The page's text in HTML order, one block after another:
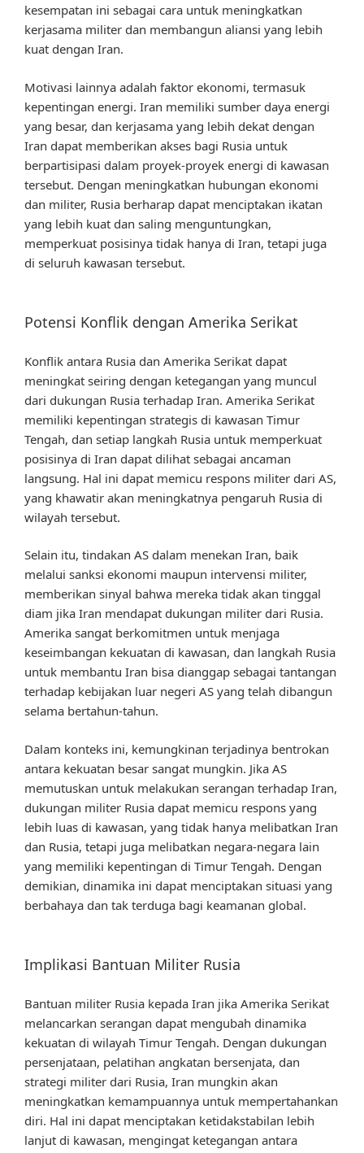
kesempatan ini sebagai cara untuk meningkatkan
kerjasama militer dan membangun aliansi yang lebih
kuat dengan Iran.
Motivasi lainnya adalah faktor ekonomi, termasuk
kepentingan energi. Iran memiliki sumber daya energi
yang besar, dan kerjasama yang lebih dekat dengan
Iran dapat memberikan akses bagi Rusia untuk
berpartisipasi dalam proyek-proyek energi di kawasan
tersebut. Dengan meningkatkan hubungan ekonomi
dan militer, Rusia berharap dapat menciptakan ikatan
yang lebih kuat dan saling menguntungkan,
memperkuat posisinya tidak hanya di Iran, tetapi juga
di seluruh kawasan tersebut.
Potensi Konflik dengan Amerika Serikat
Konflik antara Rusia dan Amerika Serikat dapat
meningkat seiring dengan ketegangan yang muncul
dari dukungan Rusia terhadap Iran. Amerika Serikat
memiliki kepentingan strategis di kawasan Timur
Tengah, dan setiap langkah Rusia untuk memperkuat
posisinya di Iran dapat dilihat sebagai ancaman
langsung. Hal ini dapat memicu respons militer dari AS,
yang khawatir akan meningkatnya pengaruh Rusia di
wilayah tersebut.
Selain itu, tindakan AS dalam menekan Iran, baik
melalui sanksi ekonomi maupun intervensi militer,
memberikan sinyal bahwa mereka tidak akan tinggal
diam jika Iran mendapat dukungan militer dari Rusia.
Amerika sangat berkomitmen untuk menjaga
keseimbangan kekuatan di kawasan, dan langkah Rusia
untuk membantu Iran bisa dianggap sebagai tantangan
terhadap kebijakan luar negeri AS yang telah dibangun
selama bertahun-tahun.
Dalam konteks ini, kemungkinan terjadinya bentrokan
antara kekuatan besar sangat mungkin. Jika AS
memutuskan untuk melakukan serangan terhadap Iran,
dukungan militer Rusia dapat memicu respons yang
lebih luas di kawasan, yang tidak hanya melibatkan Iran
dan Rusia, tetapi juga melibatkan negara-negara lain
yang memiliki kepentingan di Timur Tengah. Dengan
demikian, dinamika ini dapat menciptakan situasi yang
berbahaya dan tak terduga bagi keamanan global.
Implikasi Bantuan Militer Rusia
Bantuan militer Rusia kepada Iran jika Amerika Serikat
melancarkan serangan dapat mengubah dinamika
kekuatan di wilayah Timur Tengah. Dengan dukungan
persenjataan, pelatihan angkatan bersenjata, dan
strategi militer dari Rusia, Iran mungkin akan
meningkatkan kemampuannya untuk mempertahankan
diri. Hal ini dapat menciptakan ketidakstabilan lebih
lanjut di kawasan, mengingat ketegangan antara